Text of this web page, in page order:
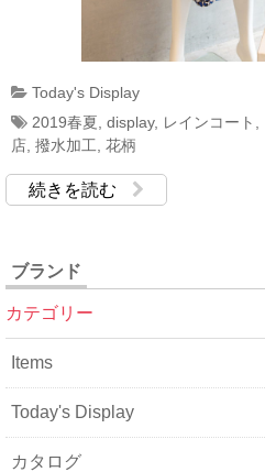
Today's Display
2019春夏 display, レインコート
店 撥水加工 花柄
続きを読む
ブランド
カテゴリー
Items
Today's Display
カタログ